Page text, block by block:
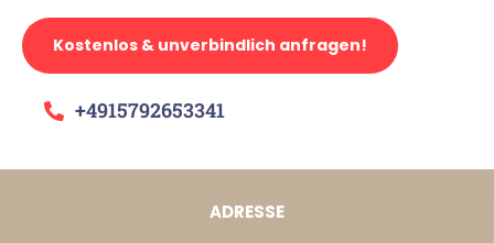
Kostenlos & unverbindlich anfragen!
+4915792653341
ADRESSE